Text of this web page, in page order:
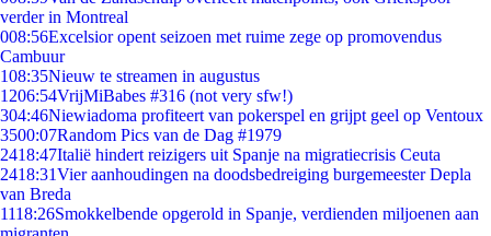
verder in Montreal
008:56Excelsior opent seizoen met ruime zege op promovendus
Cambuur
108:35Nieuw te streamen in augustus
1206:54VrijMiBabes #316 (not very sfw!)
304:46Niewiadoma profiteert van pokerspel en grijpt geel op Ventoux
3500:07Random Pics van de Dag #1979
2418:47Italië hindert reizigers uit Spanje na migratiecrisis Ceuta
2418:31Vier aanhoudingen na doodsbedreiging burgemeester Depla
van Breda
1118:26Smokkelbende opgerold in Spanje, verdienden miljoenen aan